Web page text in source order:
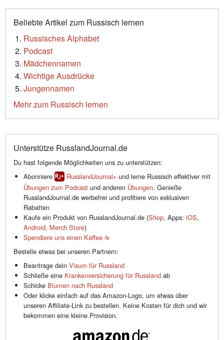
Beliebte Artikel zum Russisch lernen
Russisches Alphabet
Podcast
Mädchennamen
Wichtige Ausdrücke
Jungennamen
Mehr zum Russisch lernen
Unterstütze RusslandJournal.de
Du hast folgende Möglichkeiten uns zu unterstützen:
Abonniere
RusslandJournal+ und lerne Russisch effektiver mit
Übungen zum Podcast und anderen Übungen. Genieße
RusslandJournal.de werbefrei und profitiere von exklusiven
Rabatten
Kaufe ein Produkt von RusslandJournal.de (Shop, Apps: iOS,
Android, Merch Store)
Spendiere uns einen Kaffee ☕️
Bestelle etwas bei unseren Partnern:
Beantrage dein Visum für Russland
Schließe eine Krankenversicherung für Russland ab
Schicke Blumen nach Russland
Oder klicke einfach auf das Amazon-Logo, um etwas über
unseren Affiliate-Link zu bestellen. Keine Kosten für dich und wir
bekommen eine kleine Provision.